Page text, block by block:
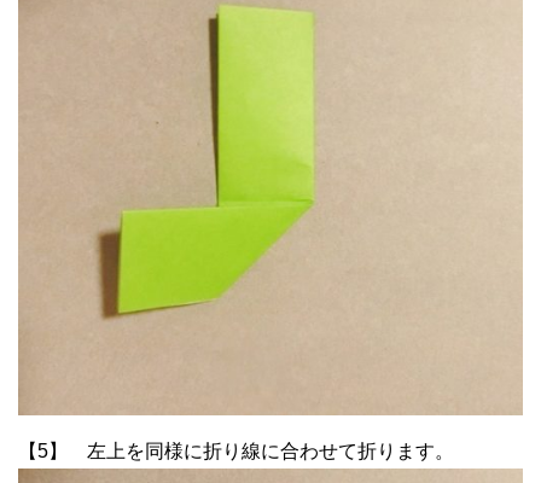
【5】 左上を同様に折り線に合わせて折ります。